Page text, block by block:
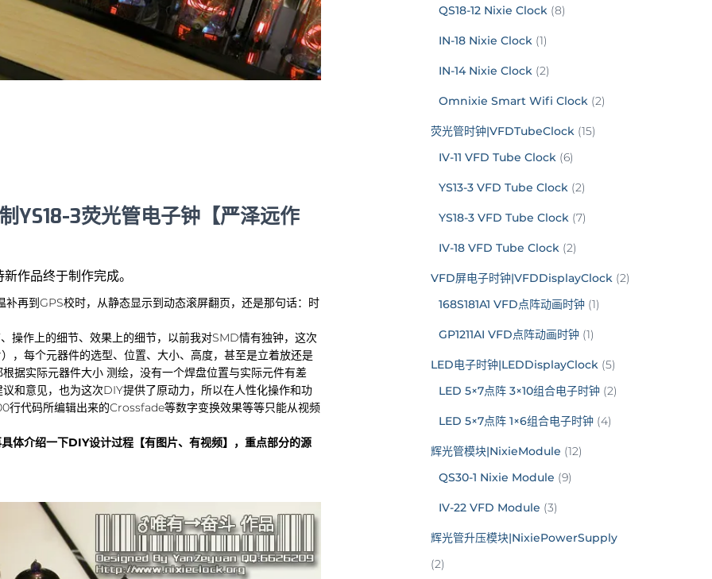
YS18-3荧光管电子钟【严泽远作
作品终于制作完成。
再到GPS校时，从静态显示到动态滚屏翻页，还是那句话：时
操作上的细节、效果上的细节，以前我对SMD情有独钟，这次
，每个元器件的选型、位置、大小、高度，甚至是立着放还是
据实际元器件大小 测绘，没有一个焊盘位置与实际元件有差
和意见，也为这次DIY提供了原动力，所以在人性化操作和功
行代码所编辑出来的Crossfade等数字变换效果等等只能从视频
体介绍一下DIY设计过程【有图片、有视频】，重点部分的源
QS18-12 Nixie Clock(8)
IN-18 Nixie Clock(1)
IN-14 Nixie Clock(2)
Omnixie Smart Wifi Clock(2)
荧光管时钟|VFDTubeClock(15)
IV-11 VFD Tube Clock(6)
YS13-3 VFD Tube Clock(2)
YS18-3 VFD Tube Clock(7)
IV-18 VFD Tube Clock(2)
VFD屏电子时钟|VFDDisplayClock(2)
168S181A1 VFD点阵动画时钟(1)
GP1211AI VFD点阵动画时钟(1)
LED电子时钟|LEDDisplayClock(5)
LED 5×7点阵 3×10组合电子时钟(2)
LED 5×7点阵 1×6组合电子时钟(4)
辉光管模块|NixieModule (12)
QS30-1 Nixie Module (9)
IV-22 VFD Module (3)
辉光管升压模块|NixiePowerSupply
(2)